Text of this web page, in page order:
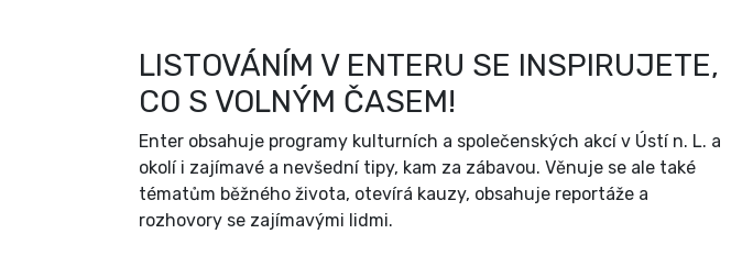
LISTOVÁNÍM V ENTERU SE INSPIRUJETE,
CO S VOLNÝM ČASEM!
Enter obsahuje programy kulturních a společenských akcí v Ústí n. L. a
okolí i zajímavé a nevšední tipy, kam za zábavou. Věnuje se ale také
tématům běžného života, otevírá kauzy, obsahuje reportáže a
rozhovory se zajímavými lidmi.